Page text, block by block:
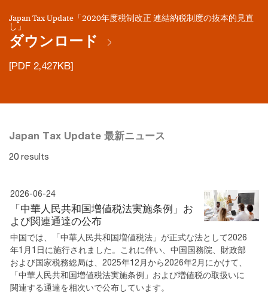
Japan Tax Update「2020年度税制改正 連結納税制度の抜本的見直
し」
ダウンロード
[PDF 2,427KB]
Japan Tax Update 最新ニュース
20 results
2026-06-24
「中華人民共和国増値税法実施条例」お
よび関連通達の公布
中国では、「中華人民共和国増値税法」が正式な法として2026
年1月1日に施行されました。これに伴い、中国国務院、財政部
および国家税務総局は、2025年12月から2026年2月にかけて、
「中華人民共和国増値税法実施条例」および増値税の取扱いに
関連する通達を相次いで公布しています。